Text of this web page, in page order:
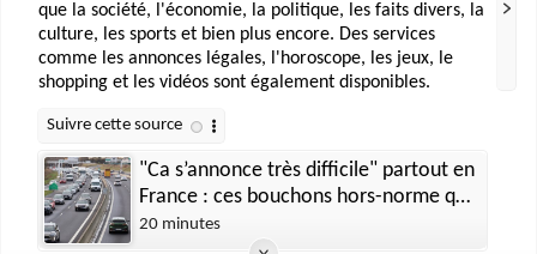
que la société, l'économie, la politique, les faits divers, la
culture, les sports et bien plus encore. Des services
comme les annonces légales, l'horoscope, les jeux, le
shopping et les vidéos sont également disponibles.
"Ca s’annonce très difficile" partout en
France : ces bouchons hors-norme qui
vous attendent ce week-end
20 minutes